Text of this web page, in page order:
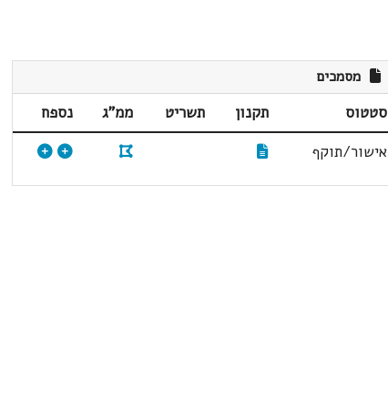
מסמכים
סטטוס תקנון תשריט ממ"ג
נספח
אישור/תוקף